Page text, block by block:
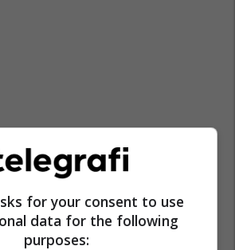
for your consent to use
data for the following
purposes: